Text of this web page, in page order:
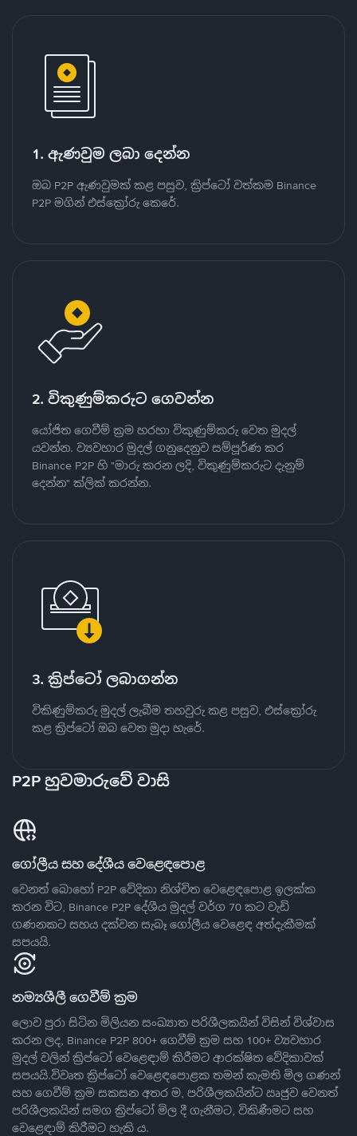
1. ඇණවුම ලබා දෙන්න
ඔබ P2P ඇණවුමක් කළ පසුව, ක්‍රිප්ටෝ වත්කම Binance
P2P මගින් එස්ක්‍රෝරු කෙරේ.
2. විකුණුම්කරුට ගෙවන්න
යෝජිත ගෙවීම් ක්‍රම හරහා විකුණුම්කරු වෙත මුදල්
යවන්න. ව්‍යවහාර මුදල් ගනුදෙනුව සම්පූර්ණ කර
Binance P2P හි "මාරු කරන ලදි, විකුණුම්කරුට දැනුම්
දෙන්න" ක්ලික් කරන්න.
3. ක්‍රිප්ටෝ ලබාගන්න
විකිණුම්කරු මුදල් ලැබීම තහවුරු කළ පසුව, එස්ක්‍රෝරු
කළ ක්‍රිප්ටෝ ඔබ වෙත මුදා හැරේ.
P2P හුවමාරුවේ වාසි
ගෝලීය සහ දේශීය වෙළෙඳපොළ
වෙනත් බොහෝ P2P වේදිකා නිශ්චිත වෙළෙඳපොළ ඉලක්ක
කරන විට, Binance P2P දේශීය මුදල් වර්ග 70 කට වැඩි
ගණනකට සහය දක්වන සැබෑ ගෝලීය වෙළෙඳ අත්දැකීමක්
සපයයි.
නම්‍යශීලී ගෙවීම් ක්‍රම
ලොව පුරා සිටින මිලියන සංඛ්‍යාත පරිශීලකයින් විසින් විශ්වාස
කරන ලද, Binance P2P 800+ ගෙවීම් ක්‍රම සහ 100+ ව්‍යවහාර
මුදල් වලින් ක්‍රිප්ටෝ වෙළෙඳාම් කිරීමට ආරක්ෂිත වේදිකාවක්
සපයයි.විවෘත ක්‍රිප්ටෝ වෙළෙඳපොළක තමන් කැමති මිල ගණන්
සහ ගෙවීම් ක්‍රම සකසන අතර ම, පරිශීලකයින්ට ඍජුව වෙනත්
පරිශීලකයින් සමග ක්‍රිප්ටෝ මිල දී ගැනීමට, විකිණීමට සහ
වෙළෙඳාම් කිරීමට හැකි ය.